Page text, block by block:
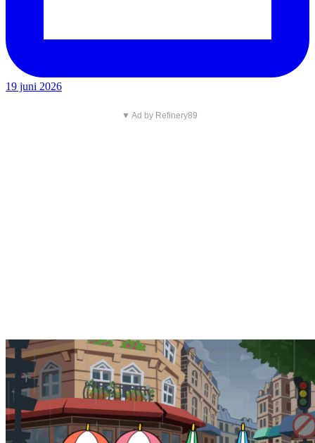
19 juni 2026
▼ Ad by Refinery89